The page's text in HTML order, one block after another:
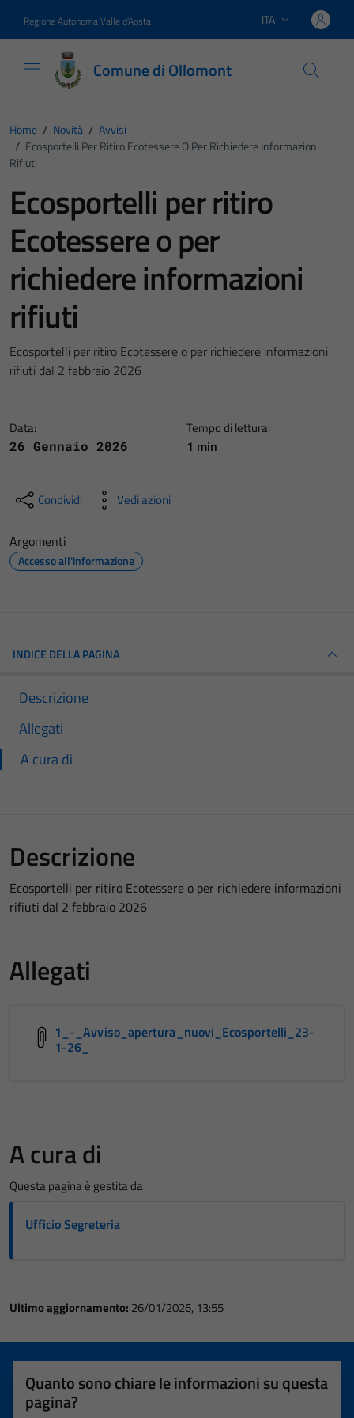
Regione Autonoma Valle d'Aosta Lingua attiva:
ITA
Comune di Ollomont
Home / Novità / Avvisi
/ Ecosportelli Per Ritiro Ecotessere O Per Richiedere Informazioni
Rifiuti
Ecosportelli per ritiro
Ecotessere o per
richiedere informazioni
rifiuti
Ecosportelli per ritiro Ecotessere o per richiedere informazioni
rifiuti dal 2 febbraio 2026
Data:
26 Gennaio 2026
Tempo di lettura:
1 min
Condividi Vedi azioni
Argomenti
Accesso all'informazione
INDICE DELLA PAGINA
Descrizione
Allegati
A cura di
Descrizione
Ecosportelli per ritiro Ecotessere o per richiedere informazioni
rifiuti dal 2 febbraio 2026
Allegati
1_-_Avviso_apertura_nuovi_Ecosportelli_23-
1-26_
A cura di
Questa pagina è gestita da
Ufficio Segreteria
Ultimo aggiornamento: 26/01/2026, 13:55
Quanto sono chiare le informazioni su questa
pagina?